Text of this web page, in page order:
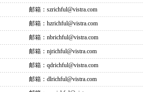
邮箱：szrichful@vistra.com
邮箱：hzrichful@vistra.com
邮箱：nbrichful@vistra.com
邮箱：njrichful@vistra.com
邮箱：qdrichful@vistra.com
邮箱：dlrichful@vistra.com